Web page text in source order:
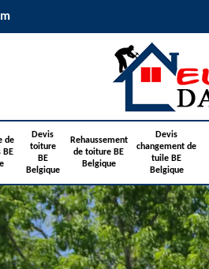
de
BE
Devis
toiture
BE
Belgique
Rehaussement
de toiture BE
Belgique
Devis
changement de
tuile BE
Belgique